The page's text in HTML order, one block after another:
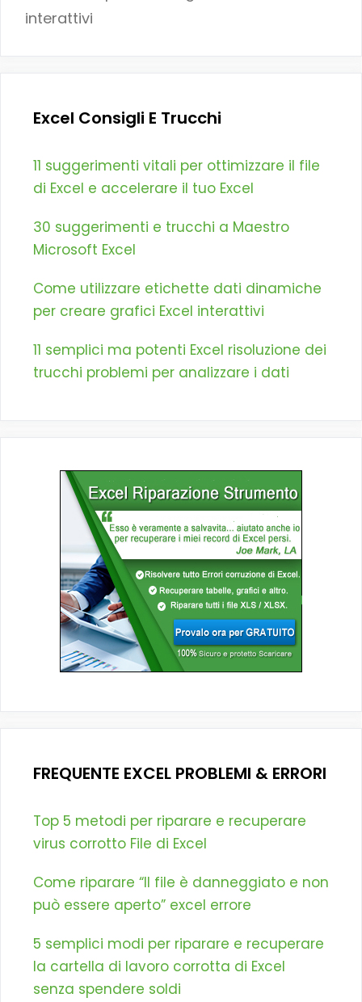
interattivi
Excel Consigli E Trucchi
11 suggerimenti vitali per ottimizzare il file
di Excel e accelerare il tuo Excel
30 suggerimenti e trucchi a Maestro
Microsoft Excel
Come utilizzare etichette dati dinamiche
per creare grafici Excel interattivi
11 semplici ma potenti Excel risoluzione dei
trucchi problemi per analizzare i dati
FREQUENTE EXCEL PROBLEMI & ERRORI
Top 5 metodi per riparare e recuperare
virus corrotto File di Excel
Come riparare “Il file è danneggiato e non
può essere aperto” excel errore
5 semplici modi per riparare e recuperare
la cartella di lavoro corrotta di Excel
senza spendere soldi